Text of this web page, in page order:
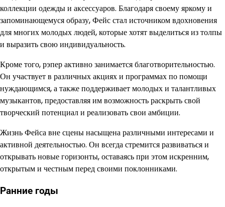
коллекции одежды и аксессуаров. Благодаря своему яркому и
запоминающемуся образу, Фейс стал источником вдохновения
для многих молодых людей, которые хотят выделиться из толпы
и выразить свою индивидуальность.
Кроме того, рэпер активно занимается благотворительностью.
Он участвует в различных акциях и программах по помощи
нуждающимся, а также поддерживает молодых и талантливых
музыкантов, предоставляя им возможность раскрыть свой
творческий потенциал и реализовать свои амбиции.
Жизнь Фейса вне сцены насыщена различными интересами и
активной деятельностью. Он всегда стремится развиваться и
открывать новые горизонты, оставаясь при этом искренним,
открытым и честным перед своими поклонниками.
Ранние годы